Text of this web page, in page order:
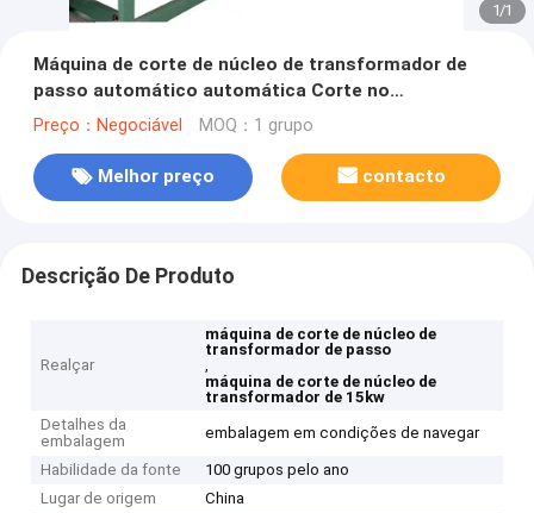
1/1
Máquina de corte de núcleo de transformador de
passo automático automática Corte no
comprimento fazendo núcleo de transformador
Preço：Negociável MOQ：1 grupo
Melhor preço contacto
Descrição De Produto
Realçar
máquina de corte de núcleo de
transformador de passo
,
máquina de corte de núcleo de
transformador de 15kw
Detalhes da
embalagem
embalagem em condições de navegar
Habilidade da fonte
100 grupos pelo ano
Lugar de origem
China